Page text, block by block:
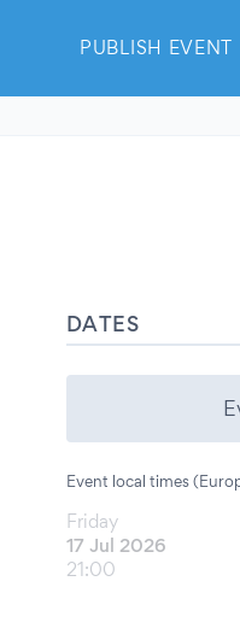
PUBLISH EVENT
DATES
Event local times
Friday
17 Jul 2026
21:00